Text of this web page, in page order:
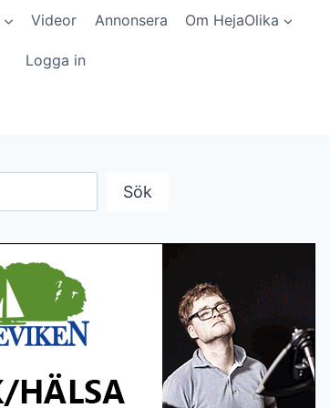
Videor Annonsera Om HejaOlika
Logga in
Sök